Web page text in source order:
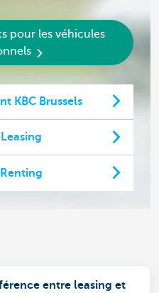
pour les véhicules
KBC Brussels
entre leasing et